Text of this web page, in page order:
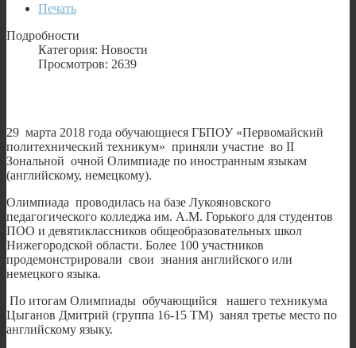
Печать
Подробности
Категория: Новости
Просмотров: 2639
29 марта 2018 года обучающиеся ГБПОУ «Первомайский
политехнический техникум» приняли участие во II
Зональной очной Олимпиаде по иностранным языкам
(английскому, немецкому).
Олимпиада проводилась на базе Лукояновского
педагогического колледжа им. А.М. Горького для студентов
ПОО и девятиклассников общеобразовательных школ
Нижегородской области. Более 100 участников
продемонстрировали свои знания английского или
немецкого языка.
По итогам Олимпиады обучающийся нашего техникума
Цыганов Дмитрий (группа 16-15 ТМ) занял третье место по
английскому языку.